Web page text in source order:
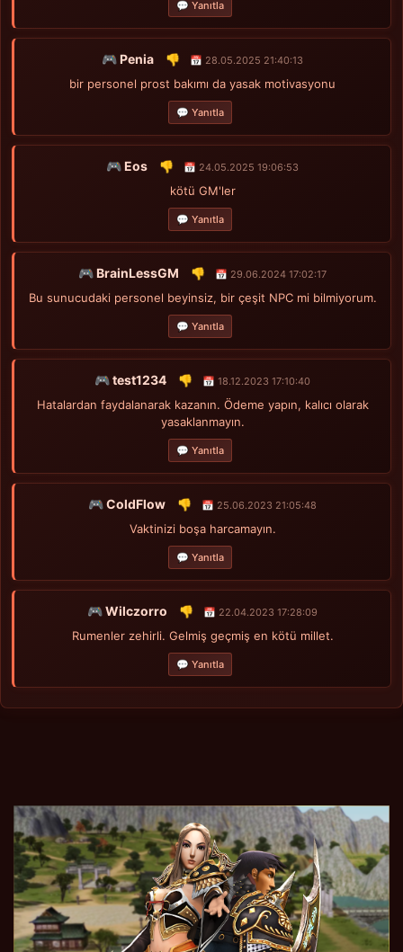
💬 Yanıtla
🎮 Penia 👎 📅 28.05.2025 21:40:13
bir personel prost bakımı da yasak motivasyonu
💬 Yanıtla
🎮 Eos 👎 📅 24.05.2025 19:06:53
kötü GM'ler
💬 Yanıtla
🎮 BrainLessGM 👎 📅 29.06.2024 17:02:17
Bu sunucudaki personel beyinsiz, bir çeşit NPC mi bilmiyorum.
💬 Yanıtla
🎮 test1234 👎 📅 18.12.2023 17:10:40
Hatalardan faydalanarak kazanın. Ödeme yapın, kalıcı olarak
yasaklanmayın.
💬 Yanıtla
🎮 ColdFlow 👎 📅 25.06.2023 21:05:48
Vaktinizi boşa harcamayın.
💬 Yanıtla
🎮 Wilczorro 👎 📅 22.04.2023 17:28:09
Rumenler zehirli. Gelmiş geçmiş en kötü millet.
💬 Yanıtla